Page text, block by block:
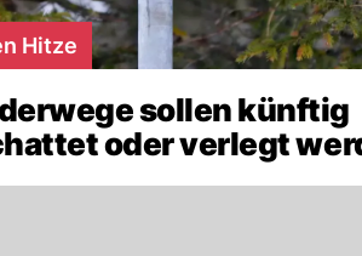
Hitze
sollen künftig
oder verlegt